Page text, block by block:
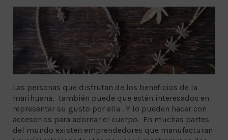
Las personas que disfrutan de los beneficios de la
marihuana, también puede que estén interesados en
representar su gusto por ella . Y lo pueden hacer con
accesorios para adornar el cuerpo. En muchas partes
del mundo existen emprendedores que manufacturan